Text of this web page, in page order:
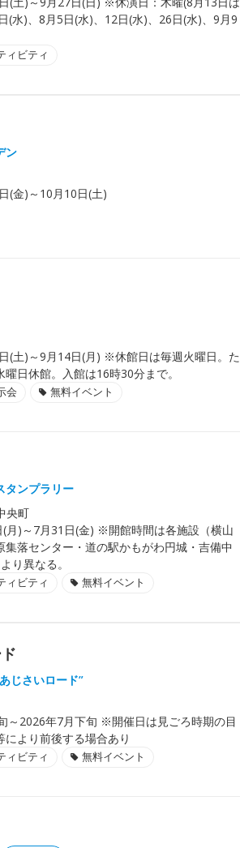
(水)、8月5日(水)、12日(水)、26日(水)、9月9
ィビティ
ン
(金)～10月10日(土)
(土)～9月14日(月) ※休館日は毎週火曜日。た
日休館。入館は16時30分まで。
会 無料イベント
タンプラリー
央町
(月)～7月31日(金) ※開館時間は各施設（横山
落センター・道の駅かもがわ円城・吉備中
り異なる。
ィビティ 無料イベント
じさいロード”
～2026年7月下旬 ※開催日は見ごろ時期の目
より前後する場合あり
ィビティ 無料イベント